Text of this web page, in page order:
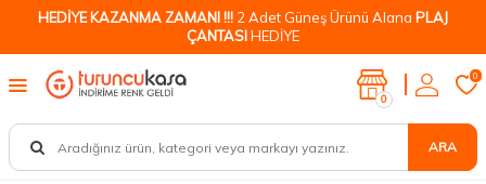
HEDİYE KAZANMA ZAMANI !!! 2 Adet Güneş Ürünü Alana PLAJ
ÇANTASIHEDİYE
ARA
0
0